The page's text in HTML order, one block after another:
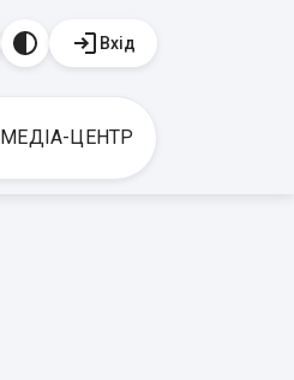
Вхід
МЕДІА-ЦЕНТР